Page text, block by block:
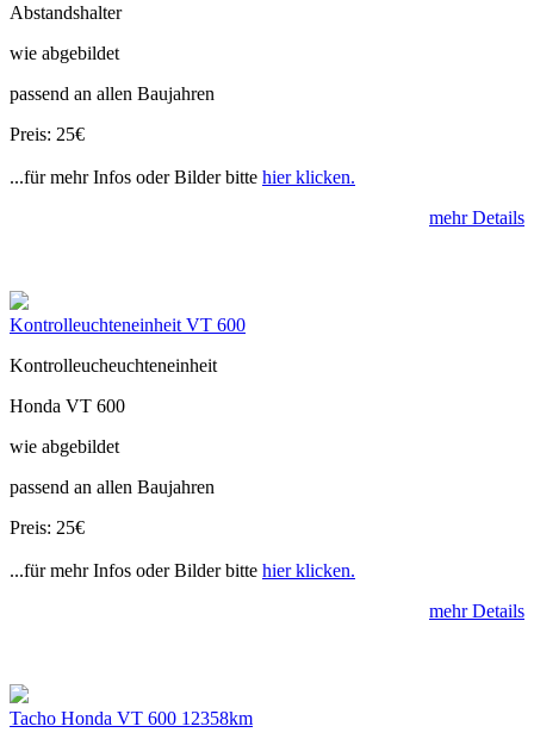
Abstandshalter
wie abgebildet
passend an allen Baujahren
Preis: 25€
...für mehr Infos oder Bilder bitte hier klicken.
mehr Details
Kontrolleuchteneinheit VT 600
Kontrolleucheuchteneinheit
Honda VT 600
wie abgebildet
passend an allen Baujahren
Preis: 25€
...für mehr Infos oder Bilder bitte hier klicken.
mehr Details
Tacho Honda VT 600 12358km